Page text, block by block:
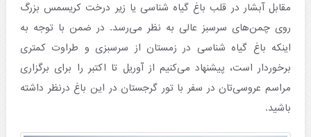
مقابل آبشار در قلب باغ گیاه شناسی یا زیر درخت کریسمس بزرگ
روی چمن‌های سرسبز عالی به نظر می‌رسد. در ضمن با توجه به
اینکه باغ گیاه شناسی در زمستان از سرسبزی و طراوت کمتری
برخوردار است، پیشنهاد می‌کنیم از آوریل تا اکتبر را برای برگزاری
مراسم عروسی‌تان در سفر با تور گرجستان در این باغ درنظر داشته
باشید.